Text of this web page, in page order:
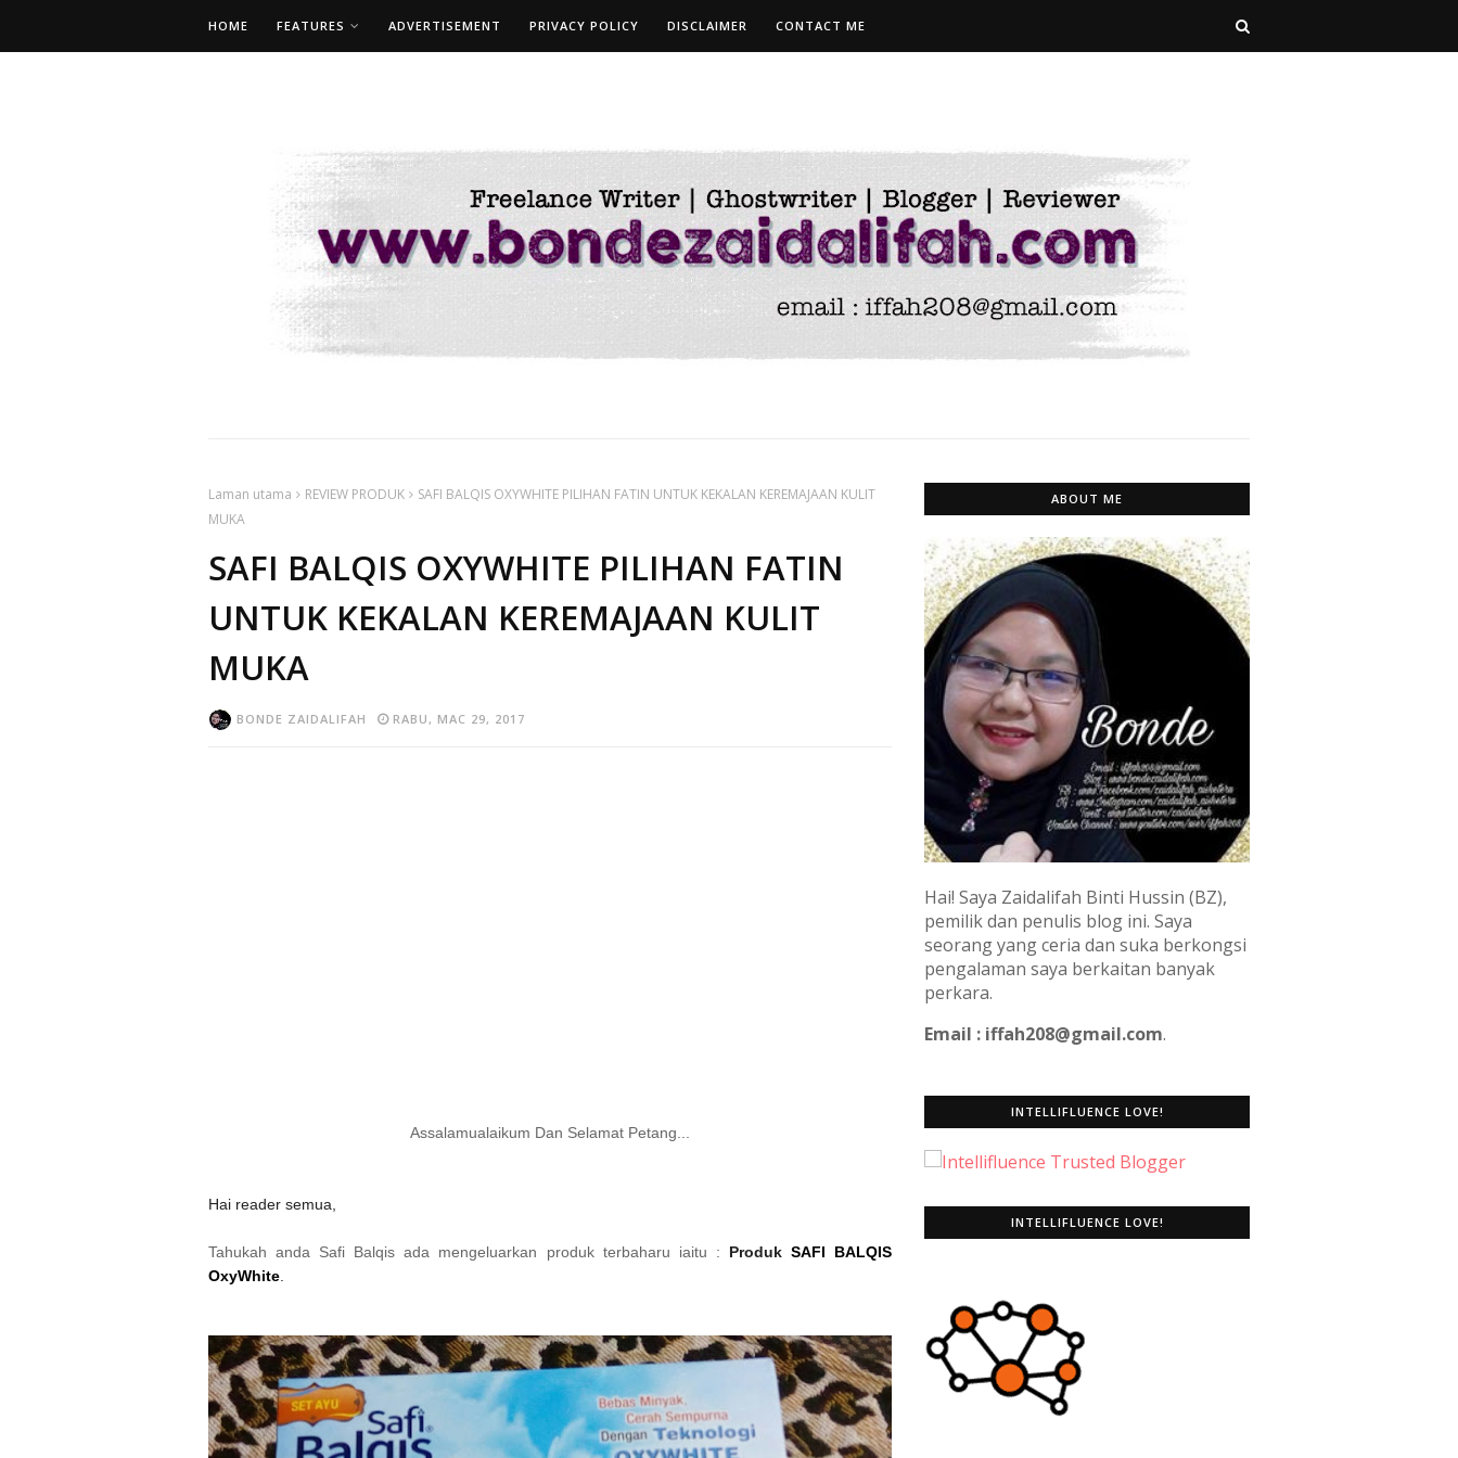
HOME FEATURES ADVERTISEMENT PRIVACY POLICY DISCLAIMER CONTACT ME
Laman utama REVIEW PRODUK
SAFI BALQIS OXYWHITE PILIHAN FATIN UNTUK KEKALAN KEREMAJAAN KULIT
MUKA
SAFI BALQIS OXYWHITE PILIHAN FATIN
UNTUK KEKALAN KEREMAJAAN KULIT
MUKA
BONDE ZAIDALIFAH RABU, MAC 29, 2017
Assalamualaikum Dan Selamat Petang...
Hai reader semua,
Tahukah anda Safi Balqis ada mengeluarkan produk terbaharu iaitu : Produk SAFI BALQIS
OxyWhite
ABOUT ME
Hai! Saya Zaidalifah Binti Hussin (BZ),
pemilik dan penulis blog ini. Saya
seorang yang ceria dan suka berkongsi
pengalaman saya berkaitan banyak
perkara.
Email : iffah208@gmail.com.
INTELLIFLUENCE LOVE!
INTELLIFLUENCE LOVE!